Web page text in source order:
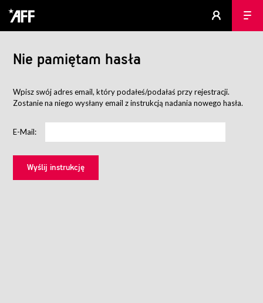
Nie pamiętam hasła
Wpisz swój adres email, który podałeś/podałaś przy rejestracji.
Zostanie na niego wysłany email z instrukcją nadania nowego hasła.
E-Mail: